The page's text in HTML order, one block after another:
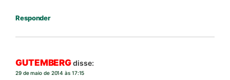
Responder
GUTEMBERGdisse:
29 de maio de 2014 às 17:15